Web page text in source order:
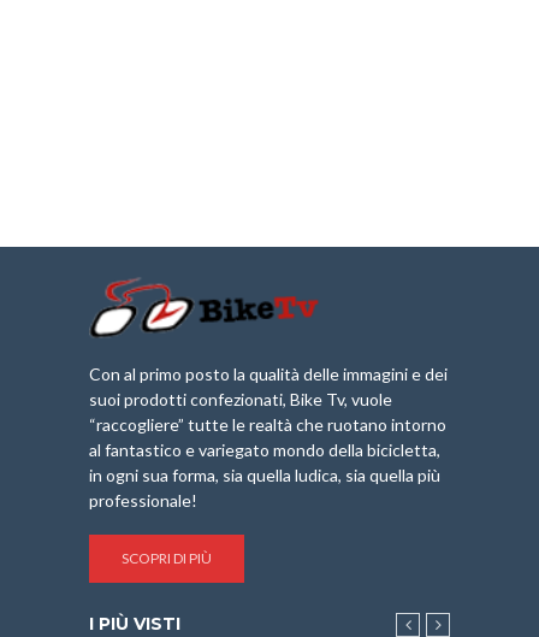
Con al primo posto la qualità delle immagini e dei
suoi prodotti confezionati, Bike Tv, vuole
“raccogliere” tutte le realtà che ruotano intorno
al fantastico e variegato mondo della bicicletta,
in ogni sua forma, sia quella ludica, sia quella più
professionale!
SCOPRI DI PIÙ
I PIÙ VISTI